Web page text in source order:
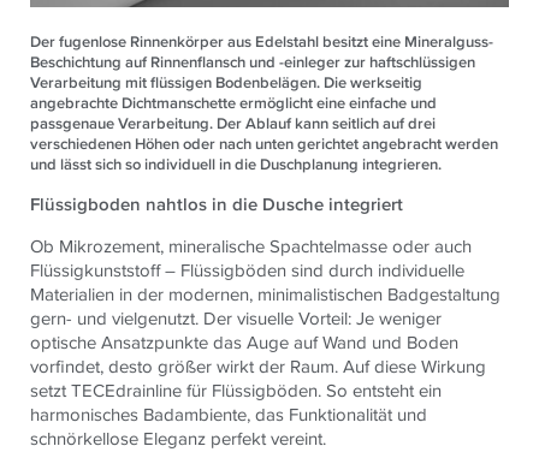
Der fugenlose Rinnenkörper aus Edelstahl besitzt eine Mineralguss-
Beschichtung auf Rinnenflansch und -einleger zur haftschlüssigen
Verarbeitung mit flüssigen Bodenbelägen. Die werkseitig
angebrachte Dichtmanschette ermöglicht eine einfache und
passgenaue Verarbeitung. Der Ablauf kann seitlich auf drei
verschiedenen Höhen oder nach unten gerichtet angebracht werden
und lässt sich so individuell in die Duschplanung integrieren.
Flüssigboden nahtlos in die Dusche integriert
Ob Mikrozement, mineralische Spachtelmasse oder auch
Flüssigkunststoff – Flüssigböden sind durch individuelle
Materialien in der modernen, minimalistischen Badgestaltung
gern- und vielgenutzt. Der visuelle Vorteil: Je weniger
optische Ansatzpunkte das Auge auf Wand und Boden
vorfindet, desto größer wirkt der Raum. Auf diese Wirkung
setzt TECEdrainline für Flüssigböden. So entsteht ein
harmonisches Badambiente, das Funktionalität und
schnörkellose Eleganz perfekt vereint.